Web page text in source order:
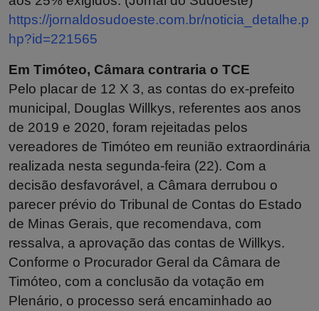
https://jornaldosudoeste.com.br/noticia_detalhe.p
hp?id=221565
Em Timóteo, Câmara contraria o TCE
Pelo placar de 12 X 3, as contas do ex-prefeito
municipal, Douglas Willkys, referentes aos anos
de 2019 e 2020, foram rejeitadas pelos
vereadores de Timóteo em reunião extraordinária
realizada nesta segunda-feira (22). Com a
decisão desfavorável, a Câmara derrubou o
parecer prévio do Tribunal de Contas do Estado
de Minas Gerais, que recomendava, com
ressalva, a aprovação das contas de Willkys.
Conforme o Procurador Geral da Câmara de
Timóteo, com a conclusão da votação em
Plenário, o processo será encaminhado ao